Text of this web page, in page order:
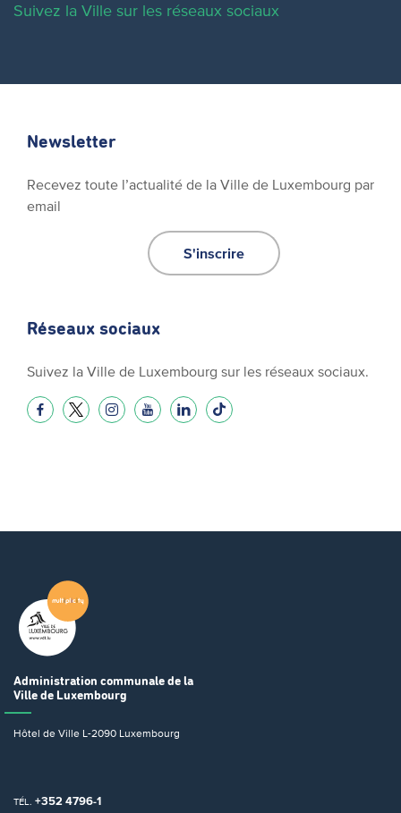
Suivez la Ville sur les réseaux sociaux
Newsletter
Recevez toute l’actualité de la Ville de Luxembourg par
email
S'inscrire
Réseaux sociaux
Suivez la Ville de Luxembourg sur les réseaux sociaux.
Administration communale de la
Ville de Luxembourg
Hôtel de Ville L-2090 Luxembourg
TÉL. +352 4796-1